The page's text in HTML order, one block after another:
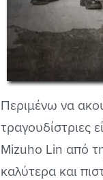
Περιμένω να
τραγουδίστριες
Mizuho Lin από
καλύτερα και